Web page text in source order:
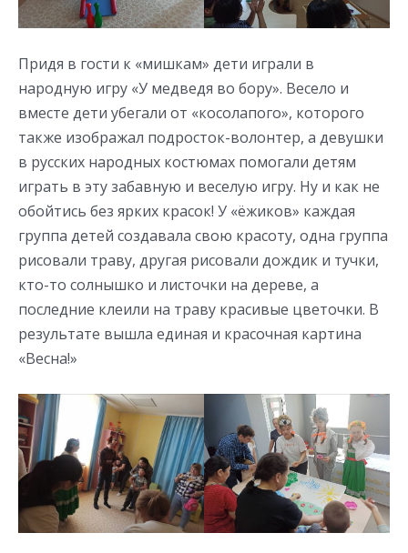
Придя в гости к «мишкам» дети играли в
народную игру «У медведя во бору». Весело и
вместе дети убегали от «косолапого», которого
также изображал подросток-волонтер, а девушки
в русских народных костюмах помогали детям
играть в эту забавную и веселую игру. Ну и как не
обойтись без ярких красок! У «ёжиков» каждая
группа детей создавала свою красоту, одна группа
рисовали траву, другая рисовали дождик и тучки,
кто-то солнышко и листочки на дереве, а
последние клеили на траву красивые цветочки. В
результате вышла единая и красочная картина
«Весна!»